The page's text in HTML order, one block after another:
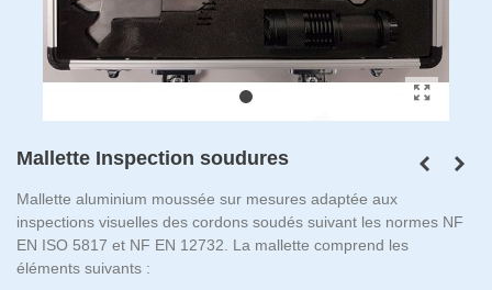
Mallette Inspection soudures
Mallette aluminium moussée sur mesures adaptée aux
inspections visuelles des cordons soudés suivant les normes NF
EN ISO 5817 et NF EN 12732. La mallette comprend les
éléments suivants :